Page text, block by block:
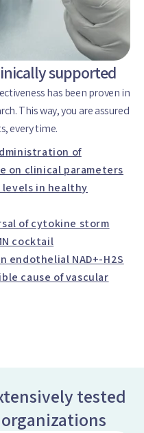
supported
has been proven in
This way, you are assured
every time.
of
on clinical parameters
in healthy
of cytokine storm
cocktail
endothelial NAD+-H2S
cause of vascular
tested